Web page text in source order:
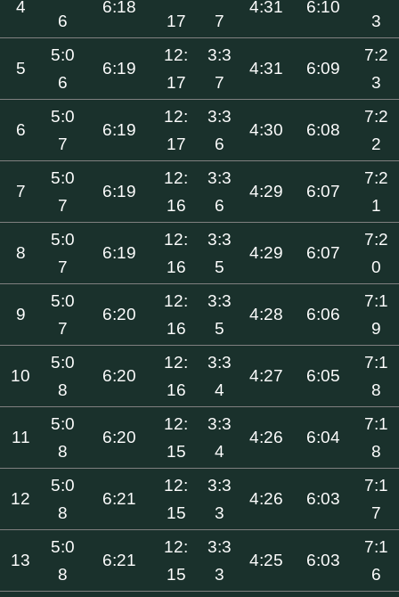
4
6
6:18
17
7
4:31 6:10
3
5
5:0
6
6:19
12:
17
3:3
7
4:31 6:09
7:2
3
6
5:0
7
6:19
12:
17
3:3
6
4:30 6:08
7:2
2
7
5:0
7
6:19
12:
16
3:3
6
4:29 6:07
7:2
1
8
5:0
7
6:19
12:
16
3:3
5
4:29 6:07
7:2
0
9
5:0
7
6:20
12:
16
3:3
5
4:28 6:06
7:1
9
10
5:0
8
6:20
12:
16
3:3
4
4:27 6:05
7:1
8
11
5:0
8
6:20
12:
15
3:3
4
4:26 6:04
7:1
8
12
5:0
8
6:21
12:
15
3:3
3
4:26 6:03
7:1
7
13
5:0
8
6:21
12:
15
3:3
3
4:25 6:03
7:1
6